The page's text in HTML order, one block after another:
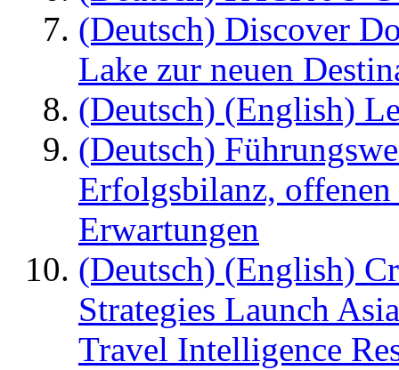
(Deutsch) Discover
Lake zur neuen
(Deutsch) (English)
(Deutsch)
Erfolgsbilanz,
Erwartungen
(Deutsch) (English)
Strategies Launch
Travel Intelligence